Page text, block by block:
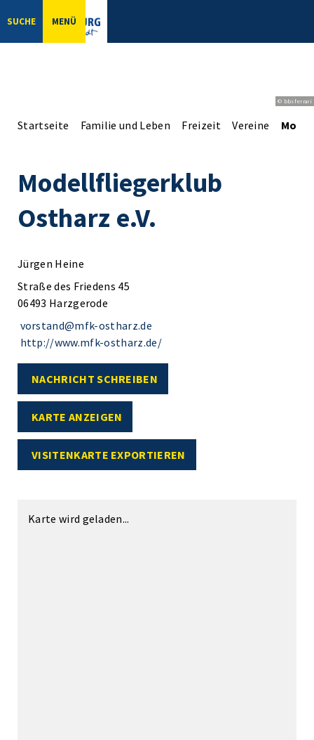
SUCHE MENÜ
© bbsferrari
Startseite Familie und Leben Freizeit Vereine
Modellfliegerklub
Ostharz e.V.
Jürgen Heine
Straße des Friedens 45
06493 Harzgerode
vorstand@mfk-ostharz.de
http://www.mfk-ostharz.de/
NACHRICHT SCHREIBEN
KARTE ANZEIGEN
VISITENKARTE EXPORTIEREN
Karte wird geladen...